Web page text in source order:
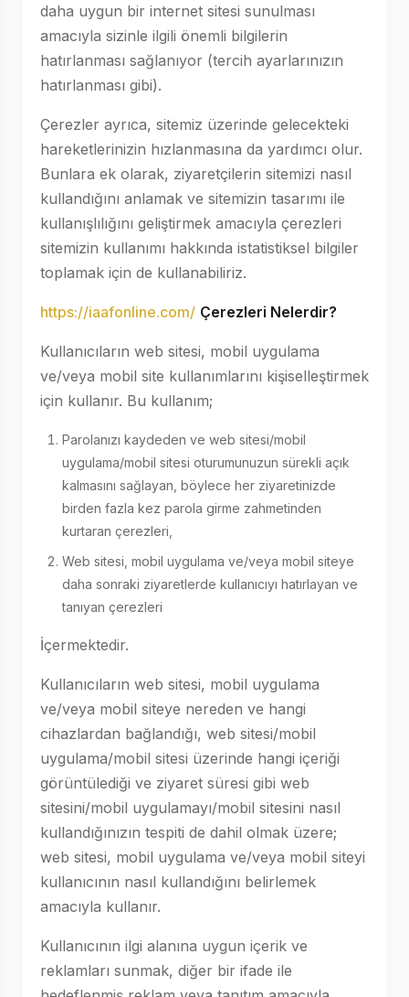
daha uygun bir internet sitesi sunulması
amacıyla sizinle ilgili önemli bilgilerin
hatırlanması sağlanıyor (tercih ayarlarınızın
hatırlanması gibi).
Çerezler ayrıca, sitemiz üzerinde gelecekteki
hareketlerinizin hızlanmasına da yardımcı olur.
Bunlara ek olarak, ziyaretçilerin sitemizi nasıl
kullandığını anlamak ve sitemizin tasarımı ile
kullanışlılığını geliştirmek amacıyla çerezleri
sitemizin kullanımı hakkında istatistiksel bilgiler
toplamak için de kullanabiliriz.
https://iaafonline.com/ Çerezleri Nelerdir?
Kullanıcıların web sitesi, mobil uygulama
ve/veya mobil site kullanımlarını kişiselleştirmek
için kullanır. Bu kullanım;
Parolanızı kaydeden ve web sitesi/mobil
uygulama/mobil sitesi oturumunuzun sürekli açık
kalmasını sağlayan, böylece her ziyaretinizde
birden fazla kez parola girme zahmetinden
kurtaran çerezleri,
Web sitesi, mobil uygulama ve/veya mobil siteye
daha sonraki ziyaretlerde kullanıcıyı hatırlayan ve
tanıyan çerezleri
İçermektedir.
Kullanıcıların web sitesi, mobil uygulama
ve/veya mobil siteye nereden ve hangi
cihazlardan bağlandığı, web sitesi/mobil
uygulama/mobil sitesi üzerinde hangi içeriği
görüntülediği ve ziyaret süresi gibi web
sitesini/mobil uygulamayı/mobil sitesini nasıl
kullandığınızın tespiti de dahil olmak üzere;
web sitesi, mobil uygulama ve/veya mobil siteyi
kullanıcının nasıl kullandığını belirlemek
amacıyla kullanır.
Kullanıcının ilgi alanına uygun içerik ve
reklamları sunmak, diğer bir ifade ile